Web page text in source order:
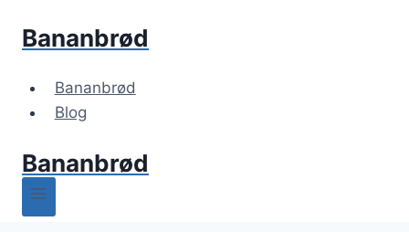
Bananbrød
Bananbrød
Blog
Bananbrød